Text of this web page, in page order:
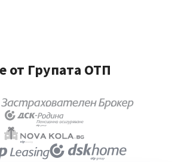
от Групата ОТП